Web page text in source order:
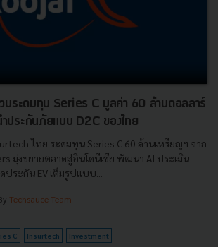
ระดมทุน Series C มูลค่า 60 ล้านดอลลาร์
ประกันภัยแบบ D2C ของไทย
ไทย ระดมทุน Series C 60 ล้านเหรียญฯ จาก
มุ่งขยายตลาดสู่อินโดนีเซีย พัฒนา AI ประเมิน
ประกัน EV เต็มรูปแบบ...
Techsauce Team
C Insurtech Investment